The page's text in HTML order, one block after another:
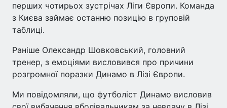
перших чотирьох зустрічах Ліги Європи. Команда
з Києва займає останню позицію в груповій
таблиці.
Раніше Олександр Шовковський, головний
тренер, з емоціями висловився про причини
розгромної поразки Динамо в Лізі Європи.
Ми повідомляли, що футболіст Динамо висловив